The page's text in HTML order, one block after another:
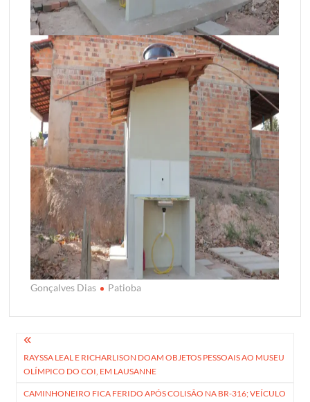
Gonçalves Dias Patioba
Navegação
de
Post
RAYSSA LEAL E RICHARLISON DOAM OBJETOS PESSOAIS AO MUSEU
OLÍMPICO DO COI, EM LAUSANNE
CAMINHONEIRO FICA FERIDO APÓS COLISÃO NA BR-316; VEÍCULO